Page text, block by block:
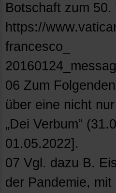
Botschaft zum
https://
francesco_
06 Zum
über eine nicht
„Dei Verbum“
01.05.2022].
07 Vgl. dazu B.
der Pandemie,